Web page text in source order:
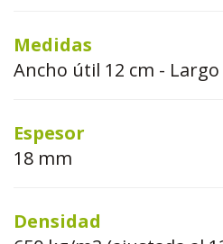
Medidas
Ancho útil 12 cm - Largo
Espesor
18 mm
Densidad